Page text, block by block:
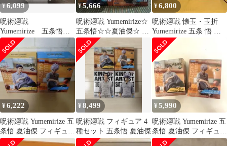
¥6,099
呪術廻戦
Yumemirize 五条悟&
夏油傑 2点セット！
¥5,666
呪術廻戦 Yumemirize☆
五条悟☆☆夏油傑☆ フ
ィギュア 2種セット
¥6,800
呪術廻戦 懐玉・玉折
Yumemirize 五条 悟 夏
油 傑 2種セット
¥6,222
呪術廻戦 Yumemirize 五
条悟 夏油傑 フィギュア
2種セット
¥8,499
呪術廻戦 フィギュア 4
種セット 五条悟 夏油傑
¥5,990
呪術廻戦 Yumemirize 五
条悟 夏油傑 フィギュア
2体セット